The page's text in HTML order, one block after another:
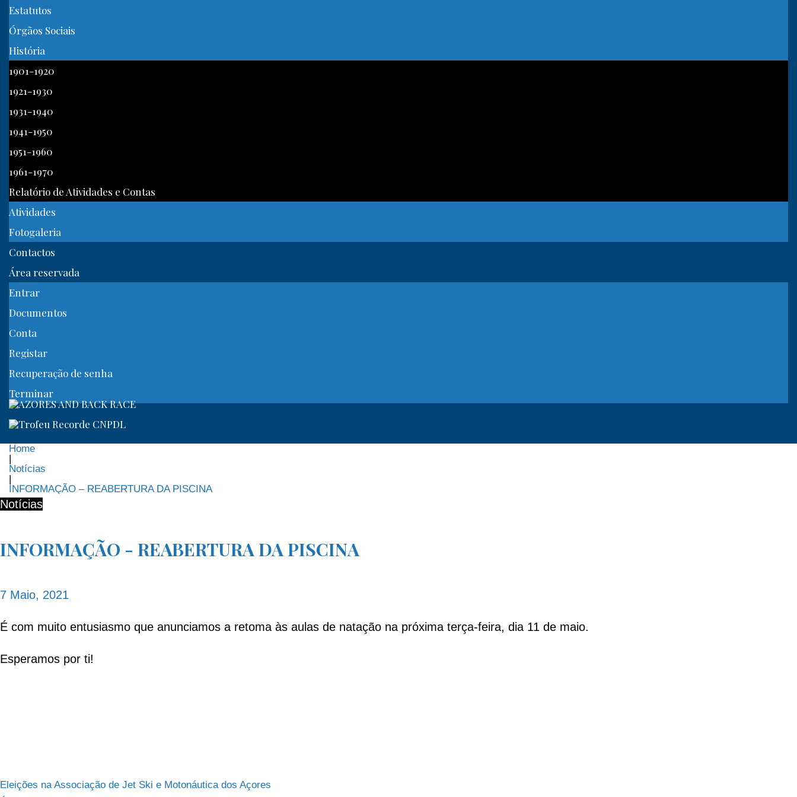
Estatutos
Órgãos Sociais
História
1901-1920
1921-1930
1931-1940
1941-1950
1951-1960
1961-1970
Relatório de Atividades e Contas
Atividades
Fotogaleria
Contactos
Área reservada
Entrar
Documentos
Conta
Registar
Recuperação de senha
Terminar
Home
|
Notícias
|
INFORMAÇÃO – REABERTURA DA PISCINA
Notícias
INFORMAÇÃO - REABERTURA DA PISCINA
7 Maio, 2021
É com muito entusiasmo que anunciamos a retoma às aulas de natação na próxima terça-feira, dia 11 de maio.
Esperamos por ti!
Eleições na Associação de Jet Ski e Motonáutica dos Açores